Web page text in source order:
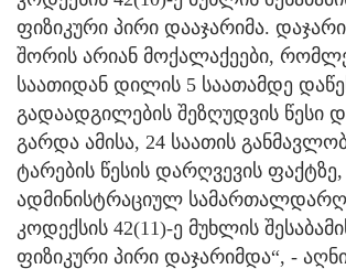
ფიზიკური პირი დააჯარიმა.
შორის არიან მოქალაქეები,
საათიდან დილის 5 საათამდე
გადაადგილების შეზღუდვის წესი
გარდა ამისა, 24 საათის
ტარების წესის დარღვევის ფაქტზე,
ადმინისტრაციულ
კოდექსის 42(11)-ე მუხლის
ფიზიკური პირი დაჯარიმდა“, -